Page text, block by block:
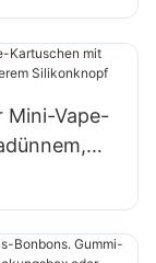
Mini-Vape-